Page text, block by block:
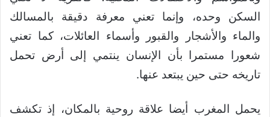
السكن وحده، وإنما تعني معرفة دقيقة بالمسالك
والماء والأشجار والقبور وأسماء العائلات، كما تعني
شعورا مستمرا بأن الإنسان ينتمي إلى أرض تحمل
تاريخه حتى حين يبتعد عنها.
يحمل المغرب أيضا علاقة روحية بالمكان، إذ تكشف